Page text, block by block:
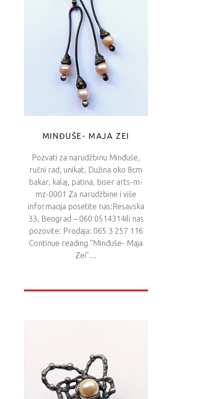
MINĐUŠE- MAJA ZEI
Pozvati za narudžbinu Minđuše,
ručni rad, unikat, Dužina oko 8cm
bakar, kalaj, patina, biser arts-m-
mz-0001 Za narudžbine i više
informacija posetite nas:Resavska
33, Beograd – 060 0514314ili nas
pozovite: Prodaja: 065 3 257 116
Continue reading “Minđuše- Maja
Zei”…